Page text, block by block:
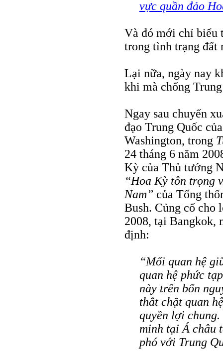
vực quần đảo
Và đó mới chỉ biểu
trong tình trạng đất
Lại nữa, ngày nay
khi mà chống
Ngay sau chuyến
đạo Trung Quốc
Washington, trong
24 tháng 6 năm
Kỳ của Thủ tướng
“Hoa Kỳ tôn trọng
Nam” của Tổng
Bush. Củng cố cho
2008, tại Bangkok,
định:
“Mối quan hệ
quan hệ phức
này trên bốn
thắt chặt quan
quyền lợi
minh tại Á châu
phó với Trung